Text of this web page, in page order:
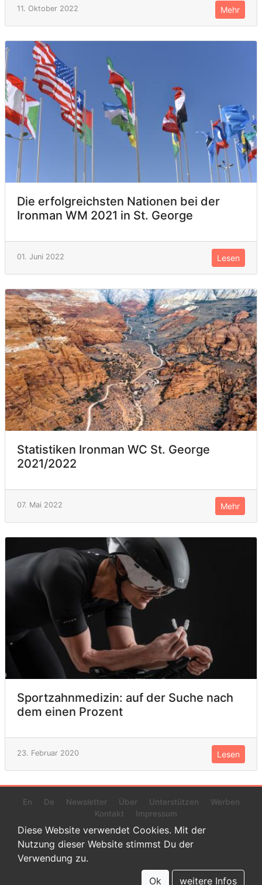
11. Oktober 2022 Mehr
Die erfolgreichsten Nationen bei der
Ironman WM 2021 in St. George
01. Juni 2022 Lesen
Statistiken Ironman WC St. George
2021/2022
07. Mai 2022 Mehr
Sportzahnmedizin: auf der Suche nach
dem einen Prozent
23. Februar 2020 Lesen
En De Newsletter Über Unterstützen
Werben
Kontakt
Impressum
© 2022 www.endurance-data.com - aaa
Dies ist eine Beta-Version. Höchstwahrscheinlich haben sich auf
dieser Website noch einige Fehler versteckt.
Diese Website verwendet Cookies. Mit der
Nutzung dieser Website stimmst Du der
Verwendung zu.
Ok
weitere Infos